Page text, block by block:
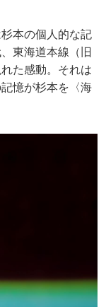
本の個人的な記
東海道本線（旧
た感動。それは
憶が杉本を〈海